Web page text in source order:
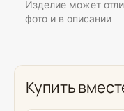
Изделие может
фото и в описании
Купить